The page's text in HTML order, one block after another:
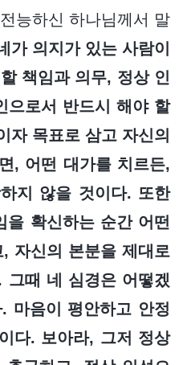
능하신 하나님께서 말
가 의지가 있는 사람이
책임과 의무, 정상 인
으로서 반드시 해야 할
자 목표로 삼고 자신의
, 어떤 대가를 치르든,
지 않을 것이다. 또한
을 확신하는 순간 어떤
자신의 본분을 제대로
그때 네 심경은 어떻겠
마음이 평안하고 안정
다. 보아라, 그저 정상